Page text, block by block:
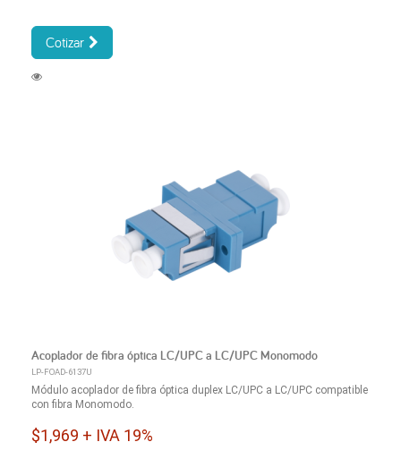
Cotizar
Acoplador de fibra óptica LC/UPC a LC/UPC Monomodo
LP-FOAD-6137U
Módulo acoplador de fibra óptica duplex LC/UPC a LC/UPC compatible
con fibra Monomodo.
$1,969 + IVA 19%